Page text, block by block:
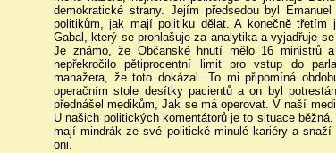
demokratické strany. Jejím předsedou byl
politikům, jak mají politiku dělat. A konečně třetím
Gabal, který se prohlašuje za analytika a vyjadřuje
Je známo, že Občanské hnutí mělo 16 ministrů
nepřekročilo pětiprocentní limit pro vstup do
manažera, že toto dokázal. To mi připomíná
operačním stole desítky pacientů a on byl
přednášel medikům, Jak se má operovat. V naší
U našich politických komentátorů je to situace
mají mindrák ze své politické minulé kariéry a
oni.